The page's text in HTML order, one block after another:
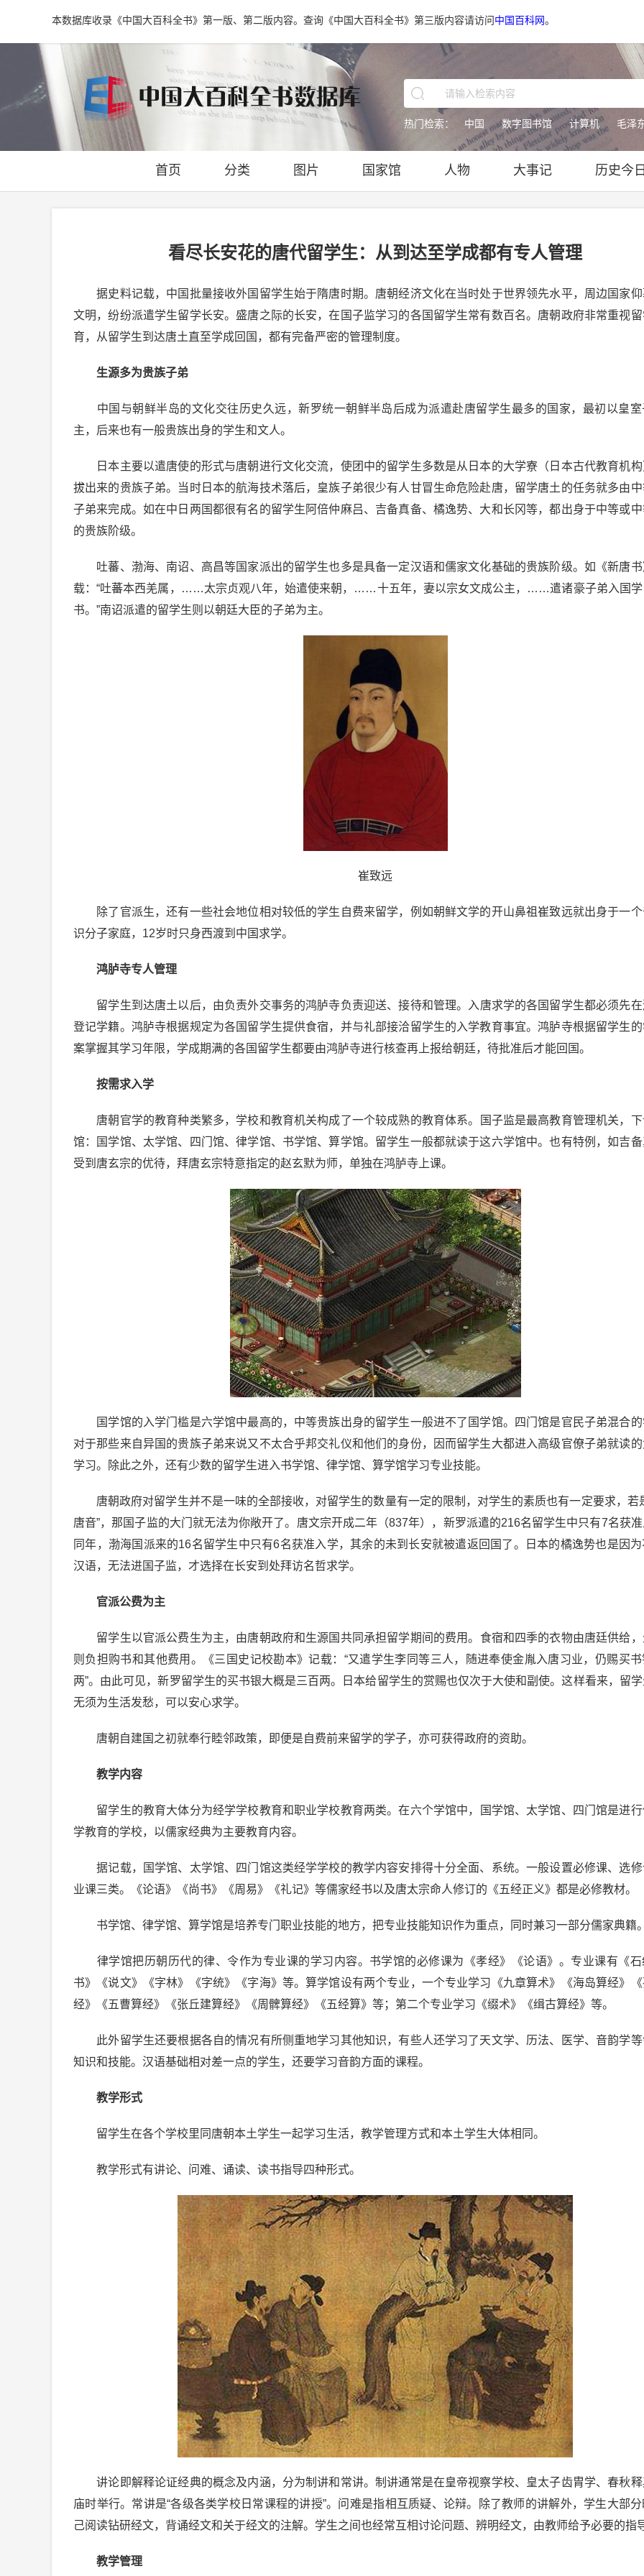
本数据库收录《中国大百科全书》第一版、第二版内容。查询《中国大百科全书》第三版内容请访问中国百科网。
热门检索： 中国 数字图书馆 计算机 毛泽
首页 分类 图片 国家馆 人物 大事记 历史今
看尽长安花的唐代留学生：从到达至学成都有专人管理
据史料记载，中国批量接收外国留学生始于隋唐时期。唐朝经济文化在当时处于世界领先水平，周边国家仰
文明，纷纷派遣学生留学长安。盛唐之际的长安，在国子监学习的各国留学生常有数百名。唐朝政府非常重视
育，从留学生到达唐土直至学成回国，都有完备严密的管理制度。
生源多为贵族子弟
中国与朝鲜半岛的文化交往历史久远，新罗统一朝鲜半岛后成为派遣赴唐留学生最多的国家，最初以皇
主，后来也有一般贵族出身的学生和文人。
日本主要以遣唐使的形式与唐朝进行文化交流，使团中的留学生多数是从日本的大学寮（日本古代教育机构
拔出来的贵族子弟。当时日本的航海技术落后，皇族子弟很少有人甘冒生命危险赴唐，留学唐土的任务就多由
子弟来完成。如在中日两国都很有名的留学生阿倍仲麻吕、吉备真备、橘逸势、大和长冈等，都出身于中等或
的贵族阶级。
吐蕃、渤海、南诏、高昌等国家派出的留学生也多是具备一定汉语和儒家文化基础的贵族阶级。如《新唐书
载：“吐蕃本西羌属，……太宗贞观八年，始遣使来朝，……十五年，妻以宗女文成公主，……遣诸豪子弟入国学
书。”南诏派遣的留学生则以朝廷大臣的子弟为主。
崔致远
除了官派生，还有一些社会地位相对较低的学生自费来留学，例如朝鲜文学的开山鼻祖崔致远就出身于一个
识分子家庭，12岁时只身西渡到中国求学。
鸿胪寺专人管理
留学生到达唐土以后，由负责外交事务的鸿胪寺负责迎送、接待和管理。入唐求学的各国留学生都必须先
登记学籍。鸿胪寺根据规定为各国留学生提供食宿，并与礼部接洽留学生的入学教育事宜。鸿胪寺根据留学生
案掌握其学习年限，学成期满的各国留学生都要由鸿胪寺进行核查再上报给朝廷，待批准后才能回国。
按需求入学
唐朝官学的教育种类繁多，学校和教育机关构成了一个较成熟的教育体系。国子监是最高教育管理机关，
馆：国学馆、太学馆、四门馆、律学馆、书学馆、算学馆。留学生一般都就读于这六学馆中。也有特例，如吉
受到唐玄宗的优待，拜唐玄宗特意指定的赵玄默为师，单独在鸿胪寺上课。
国学馆的入学门槛是六学馆中最高的，中等贵族出身的留学生一般进不了国学馆。四门馆是官民子弟混合的
对于那些来自异国的贵族子弟来说又不太合乎邦交礼仪和他们的身份，因而留学生大都进入高级官僚子弟就读
学习。除此之外，还有少数的留学生进入书学馆、律学馆、算学馆学习专业技能。
唐朝政府对留学生并不是一味的全部接收，对留学生的数量有一定的限制，对学生的素质也有一定要求，若
唐音”，那国子监的大门就无法为你敞开了。唐文宗开成二年（837年），新罗派遣的216名留学生中只有7名获
同年，渤海国派来的16名留学生中只有6名获准入学，其余的未到长安就被遣返回国了。日本的橘逸势也是因
汉语，无法进国子监，才选择在长安到处拜访名哲求学。
官派公费为主
留学生以官派公费生为主，由唐朝政府和生源国共同承担留学期间的费用。食宿和四季的衣物由唐廷供给
则负担购书和其他费用。《三国史记校勘本》记载：“又遣学生李同等三人，随进奉使金胤入唐习业，仍赐买
两”。由此可见，新罗留学生的买书银大概是三百两。日本给留学生的赏赐也仅次于大使和副使。这样看来，留
无须为生活发愁，可以安心求学。
唐朝自建国之初就奉行睦邻政策，即便是自费前来留学的学子，亦可获得政府的资助。
教学内容
留学生的教育大体分为经学学校教育和职业学校教育两类。在六个学馆中，国学馆、太学馆、四门馆是进
学教育的学校，以儒家经典为主要教育内容。
据记载，国学馆、太学馆、四门馆这类经学学校的教学内容安排得十分全面、系统。一般设置必修课、选修
业课三类。《论语》《尚书》《周易》《礼记》等儒家经书以及唐太宗命人修订的《五经正义》都是必修教材。
书学馆、律学馆、算学馆是培养专门职业技能的地方，把专业技能知识作为重点，同时兼习一部分儒家典籍
律学馆把历朝历代的律、令作为专业课的学习内容。书学馆的必修课为《孝经》《论语》。专业课有《石
书》《说文》《字林》《字统》《字海》等。算学馆设有两个专业，一个专业学习《九章算术》《海岛算经》
经》《五曹算经》《张丘建算经》《周髀算经》《五经算》等；第二个专业学习《缀术》《缉古算经》等。
此外留学生还要根据各自的情况有所侧重地学习其他知识，有些人还学习了天文学、历法、医学、音韵学等
知识和技能。汉语基础相对差一点的学生，还要学习音韵方面的课程。
教学形式
留学生在各个学校里同唐朝本土学生一起学习生活，教学管理方式和本土学生大体相同。
教学形式有讲论、问难、诵读、读书指导四种形式。
讲论即解释论证经典的概念及内涵，分为制讲和常讲。制讲通常是在皇帝视察学校、皇太子齿胄学、春秋释
庙时举行。常讲是“各级各类学校日常课程的讲授”。问难是指相互质疑、论辩。除了教师的讲解外，学生大部
己阅读钻研经文，背诵经文和关于经文的注解。学生之间也经常互相讨论问题、辨明经文，由教师给予必要的指
教学管理